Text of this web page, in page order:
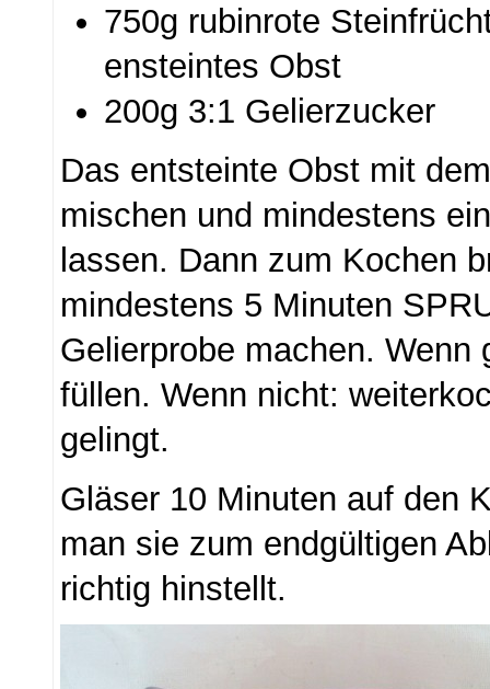
750g rubinrote
ensteintes Obst
200g 3:1 Gelierzucker
Das entsteinte Obst mit
mischen und mindestens
lassen. Dann zum Kochen
mindestens 5 Minuten
Gelierprobe machen. Wenn
füllen. Wenn nicht:
gelingt.
Gläser 10 Minuten auf den
man sie zum endgültigen
richtig hinstellt.